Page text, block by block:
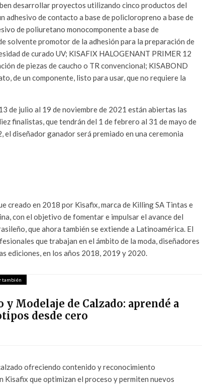
desarrollar proyectos utilizando cinco productos del
de contacto a base de policloropreno a base de
de poliuretano monocomponente a base de
solvente promotor de la adhesión para la preparación de
de curado UV; KISAFIX HALOGENANT PRIMER 12
de piezas de caucho o TR convencional; KISABOND
de un componente, listo para usar, que no requiere la
de julio al 19 de noviembre de 2021 están abiertas las
finalistas, que tendrán del 1 de febrero al 31 de mayo de
diseñador ganador será premiado en una ceremonia
creado en 2018 por Kisafix, marca de Killing SA Tintas e
con el objetivo de fomentar e impulsar el avance del
que ahora también se extiende a Latinoamérica. El
que trabajan en el ámbito de la moda, diseñadores
ediciones, en los años 2018, 2019 y 2020.
también
y Modelaje de Calzado: aprendé a
desde cero
ofreciendo contenido y reconocimiento
que optimizan el proceso y permiten nuevos